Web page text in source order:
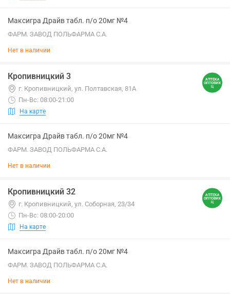
Максигра Драйв табл. п/о 20мг №4
ФАРМ. ЗАВОД ПОЛЬФАРМА С.А.
Нет в наличии
Кропивницкий 3
г. Кропивницкий, ул. Полтавская, 81А
Пн-Вс: 08:00-21:00
На карте
Максигра Драйв табл. п/о 20мг №4
ФАРМ. ЗАВОД ПОЛЬФАРМА С.А.
Нет в наличии
Кропивницкий 32
г. Кропивницкий, ул. Соборная, 23/34
Пн-Вс: 08:00-20:00
На карте
Максигра Драйв табл. п/о 20мг №4
ФАРМ. ЗАВОД ПОЛЬФАРМА С.А.
Нет в наличии